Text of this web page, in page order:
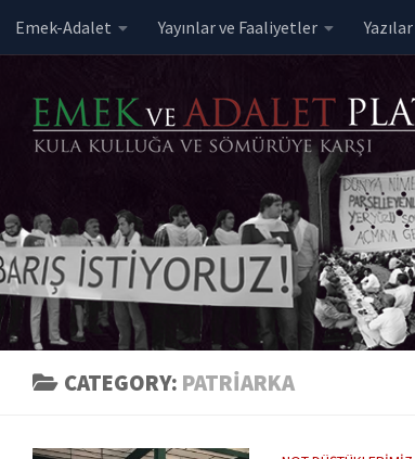
Skip to content
Emek-Adalet Yayınlar ve Faaliyetler
CATEGORY: PATRIARKA